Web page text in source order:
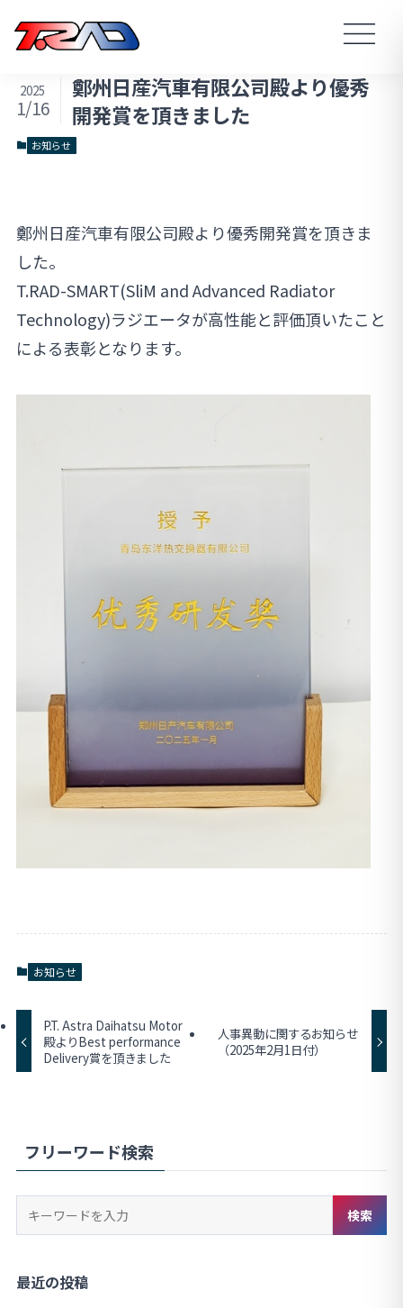
鄭州日産汽車有限公司殿より優秀
開発賞を頂きました
2025
1/16
お知らせ
鄭州日産汽車有限公司殿より優秀開発賞を頂きま
した。
T.RAD-SMART(SliM and Advanced Radiator
Technology)ラジエータが高性能と評価頂いたこと
による表彰となります。
お知らせ
P.T. Astra Daihatsu Motor
殿よりBest performance
Delivery賞を頂きました
人事異動に関するお知らせ
（2025年2月1日付）
フリーワード検索
ー
ド
検索
最近の投稿